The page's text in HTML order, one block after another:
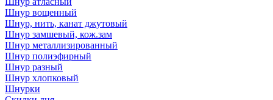
Шнур вощенный
Шнур, нить, канат джутовый
Шнур замшевый, кож.зам
Шнур металлизированный
Шнур полиэфирный
Шнур разный
Шнур хлопковый
Шнурки